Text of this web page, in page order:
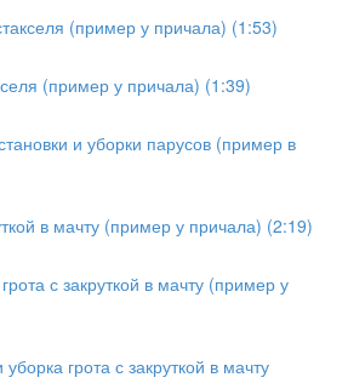
(пример у причала) (1:53)
(пример у причала) (1:39)
и уборки парусов (пример в
в мачту (пример у причала) (2:19)
с закруткой в мачту (пример у
грота с закруткой в мачту